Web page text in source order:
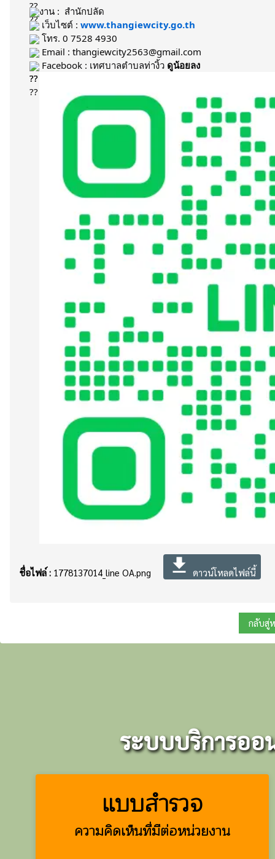
งาน :  สำนักปลัด
เว็บไซต์ : www.thangiewcity.go.th
โทร. 0 7528 4930​
Email : thangiewcity2563@gmail.com
Facebook : เทศบาลตำบลท่างิ้ว ดูน้อยลง
ชื่อไฟล์ : 1778137014_line OA.png file_download ดาวน์โหลดไฟล์นี้
กลับสู่
ระบบบริการออ
แบบสำรวจ
ความคิดเห็นที่มีต่อหน่วยงาน